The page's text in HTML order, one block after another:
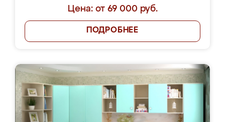
Цена: от 69 000 руб.
ПОДРОБНЕЕ